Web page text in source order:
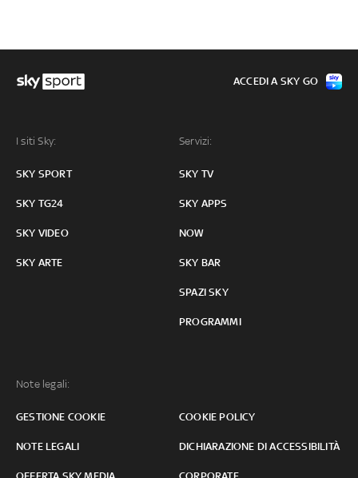
I siti Sky:
SKY SPORT
SKY TG24
SKY VIDEO
SKY ARTE
Servizi:
SKY TV
SKY APPS
NOW
SKY BAR
SPAZI SKY
PROGRAMMI
Note legali:
GESTIONE COOKIE COOKIE POLICY
NOTE LEGALI DICHIARAZIONE DI ACCESSIBILITÀ
ACCEDI A SKY GO